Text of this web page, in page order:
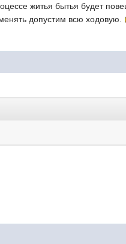
житья бытья будет
допустим всю ходовую.